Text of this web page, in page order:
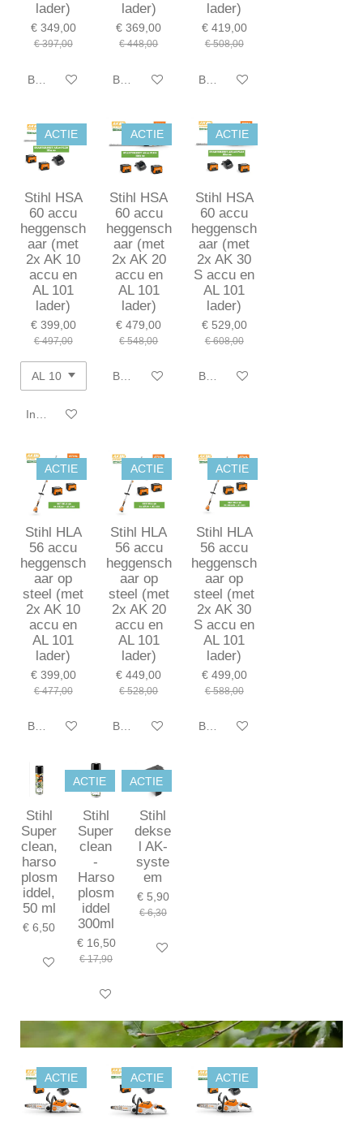
lader)
€ 349,00
€ 397,00
Bekijk details
lader)
€ 369,00
€ 448,00
Bekijk details
lader)
€ 419,00
€ 508,00
Bekijk details
ACTIE
Stihl HSA
60 accu
heggensch
aar (met
2x AK 10
accu en
AL 101
lader)
€ 399,00
€ 497,00
In winkelwagen
ACTIE
Stihl HSA
60 accu
heggensch
aar (met
2x AK 20
accu en
AL 101
lader)
€ 479,00
€ 548,00
Bekijk details
ACTIE
Stihl HSA
60 accu
heggensch
aar (met
2x AK 30
S accu en
AL 101
lader)
€ 529,00
€ 608,00
Bekijk details
ACTIE
Stihl HLA
56 accu
heggensch
aar op
steel (met
2x AK 10
accu en
AL 101
lader)
€ 399,00
€ 477,00
Bekijk details
ACTIE
Stihl HLA
56 accu
heggensch
aar op
steel (met
2x AK 20
accu en
AL 101
lader)
€ 449,00
€ 528,00
Bekijk details
ACTIE
Stihl HLA
56 accu
heggensch
aar op
steel (met
2x AK 30
S accu en
AL 101
lader)
€ 499,00
€ 588,00
Bekijk details
Stihl
Super
clean,
harso
plosm
iddel,
50 ml
€ 6,50
In winkelwagen
ACTIE
Stihl
Super
clean
-
Harso
plosm
iddel
300ml
€ 16,50
€ 17,90
In winkelwagen
ACTIE
Stihl
dekse
l AK-
syste
em
€ 5,90
€ 6,30
In winkelwagen
ACTIE ACTIE ACTIE